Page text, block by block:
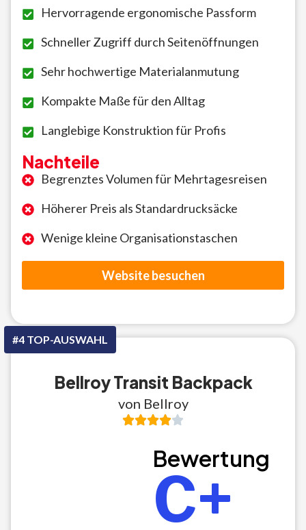
Hervorragende ergonomische Passform
Schneller Zugriff durch Seitenöffnungen
Sehr hochwertige Materialanmutung
Kompakte Maße für den Alltag
Langlebige Konstruktion für Profis
Nachteile
Begrenztes Volumen für Mehrtagesreisen
Höherer Preis als Standardrucksäcke
Wenige kleine Organisationstaschen
Website besuchen
#4 TOP-AUSWAHL
Bellroy Transit Backpack
von Bellroy
Bewertung
C+